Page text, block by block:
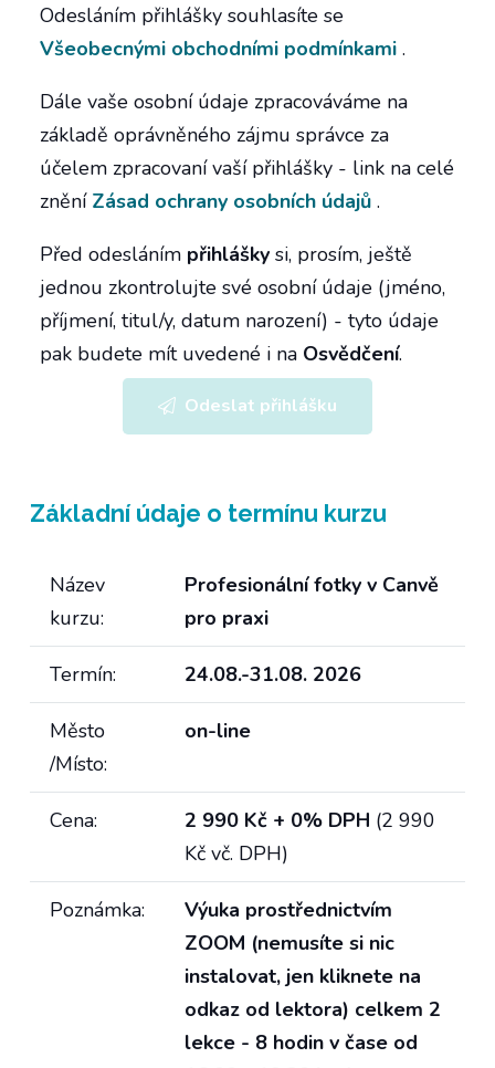
Odesláním přihlášky souhlasíte se
Všeobecnými obchodními podmínkami .
Dále vaše osobní údaje zpracováváme na
základě oprávněného zájmu správce za
účelem zpracovaní vaší přihlášky - link na celé
znění Zásad ochrany osobních údajů .
Před odesláním přihlášky si, prosím, ještě
jednou zkontrolujte své osobní údaje (jméno,
příjmení, titul/y, datum narození) - tyto údaje
pak budete mít uvedené i na Osvědčení.
Odeslat přihlášku
Základní údaje o termínu kurzu
Název
kurzu:
Profesionální fotky v Canvě
pro praxi
Termín: 24.08.-31.08. 2026
Město
/Místo:
on-line
Cena: 2 990 Kč + 0% DPH (2 990
Kč vč. DPH)
Poznámka:
Výuka prostřednictvím
ZOOM (nemusíte si nic
instalovat, jen kliknete na
odkaz od lektora) celkem 2
lekce - 8 hodin v čase od